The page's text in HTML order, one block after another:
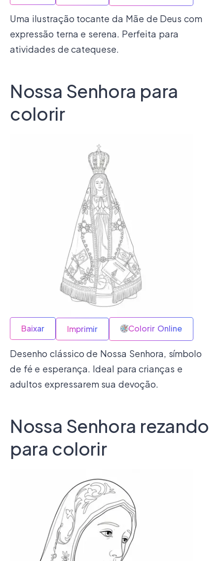
Uma ilustração tocante da Mãe de Deus com
expressão terna e serena. Perfeita para
atividades de catequese.
Nossa Senhora para
colorir
Baixar Imprimir Colorir Online
Desenho clássico de Nossa Senhora, símbolo
de fé e esperança. Ideal para crianças e
adultos expressarem sua devoção.
Nossa Senhora rezando
para colorir